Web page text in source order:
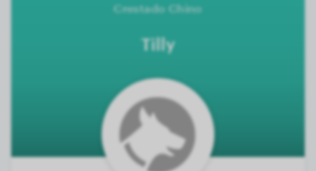
Crestado Chino
Tilly